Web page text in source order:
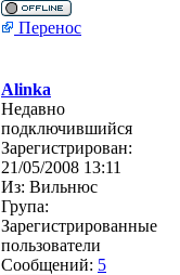
Перенос
Alinka
Недавно
подключившийся
Зарегистрирован:
21/05/2008 13:11
Из: Вильнюс
Група:
Зарегистрированные
пользователи
Сообщений: 5